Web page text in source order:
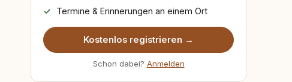
Termine & Erinnerungen an einem Ort
Kostenlos registrieren →
Schon dabei? Anmelden